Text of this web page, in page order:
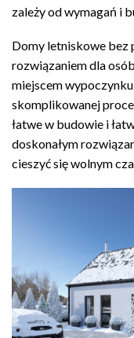
zależy od wymagań i
Domy letniskowe bez
rozwiązaniem dla
miejscem
skomplikowanej
łatwe w budowie i
doskonałym
cieszyć się wolnym